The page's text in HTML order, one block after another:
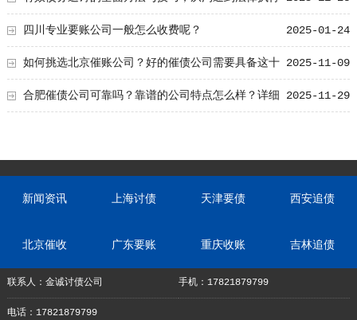
的实用指南 2025-01-24
四川专业要账公司一般怎么收费呢？
2025-11-09
如何挑选北京催账公司？好的催债公司需要具备这十
七个特点，让账款追回更轻松 2025-11-29
合肥催债公司可靠吗？靠谱的公司特点怎么样？详细
新闻资讯 上海讨债 天津要债 西安追债
北京催收 广东要账 重庆收账 吉林追债
联系人：金诚讨债公司 手机：17821879799
电话：17821879799